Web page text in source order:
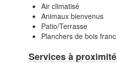
Air climatisé
Animaux bienvenus
Patio/Terrasse
Planchers de bois franc
Services à proximité